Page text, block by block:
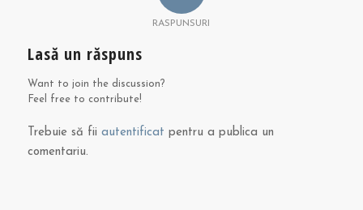
RASPUNSURI
Lasă un răspuns
Want to join the discussion?
Feel free to contribute!
Trebuie să fii autentificat pentru a publica un
comentariu.